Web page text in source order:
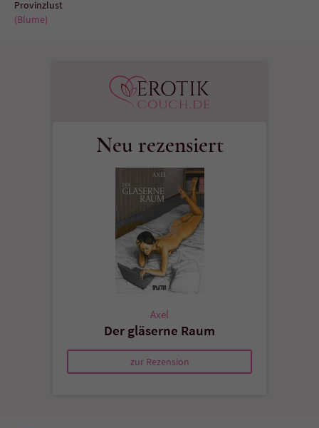
Provinzlust
(Blume)
Neu rezensiert
Axel
Der gläserne Raum
zur Rezension